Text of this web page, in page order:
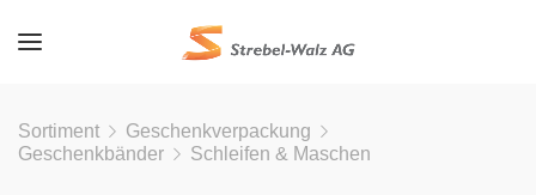
Sortiment
Geschenkverpackung
Geschenkbänder
Schleifen & Maschen